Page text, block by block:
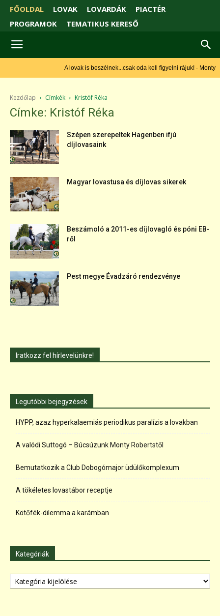
FŐOLDAL LOVAK LOVARDÁK
PIACTÉR
PROGRAMOK
TEMATIKUS KERESŐ
A lovak is beszélnek...csak oda kell figyelni rájuk! - Monty
Kezdőlap Címkék Kristóf Réka
Címke: Kristóf Réka
Szépen szerepeltek Hagenben ifjú
díjlovasaink
Magyar lovastusa és díjlovas sikerek
Beszámoló a 2011-es díjlovagló és póni EB-
ről
Pest megye Évadzáró rendezvénye
Iratkozz fel hírlevelünkre!
Legutóbbi bejegyzések
HYPP, azaz hyperkalaemiás periodikus paralízis a lovakban
A valódi Suttogó – Búcsúzunk Monty Robertstől
Bemutatkozik a Club Dobogómajor üdülőkomplexum
A tökéletes lovastábor receptje
Kötőfék-dilemma a karámban
Kategóriák
Kategóriák